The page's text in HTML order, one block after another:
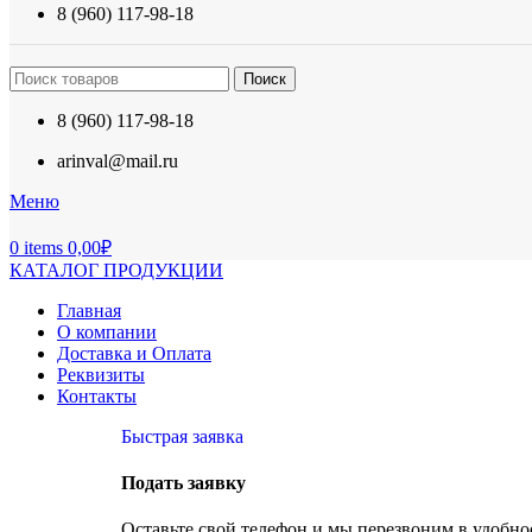
8 (960) 117-98-18
Поиск
8 (960) 117-98-18
arinval@mail.ru
Меню
0 items 0,00₽
КАТАЛОГ ПРОДУКЦИИ
Главная
О компании
Доставка и Оплата
Реквизиты
Контакты
Быстрая заявка
Подать заявку